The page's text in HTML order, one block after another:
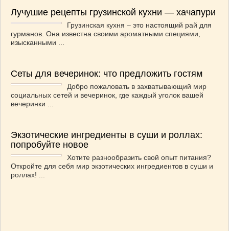
ЛАЙФХАК (23)
МОДА(102)
РЕМОНТ (28)
Лучушие рецепты грузинской кухни — хачапури
Грузинская кухня – это настоящий рай для
гурманов. Она известна своими ароматными специями,
изысканными ...
Сеты для вечеринок: что предложить гостям
Добро пожаловать в захватывающий мир
социальных сетей и вечеринок, где каждый уголок вашей
вечеринки ...
Экзотические ингредиенты в суши и роллах:
попробуйте новое
Хотите разнообразить свой опыт питания?
Откройте для себя мир экзотических ингредиентов в суши и
роллах! ...